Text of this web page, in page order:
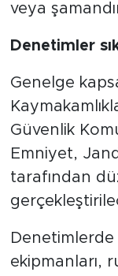
veya
Denetimler
Genelge
Güvenlik
Emniyet,
tarafından
ekipmanları,